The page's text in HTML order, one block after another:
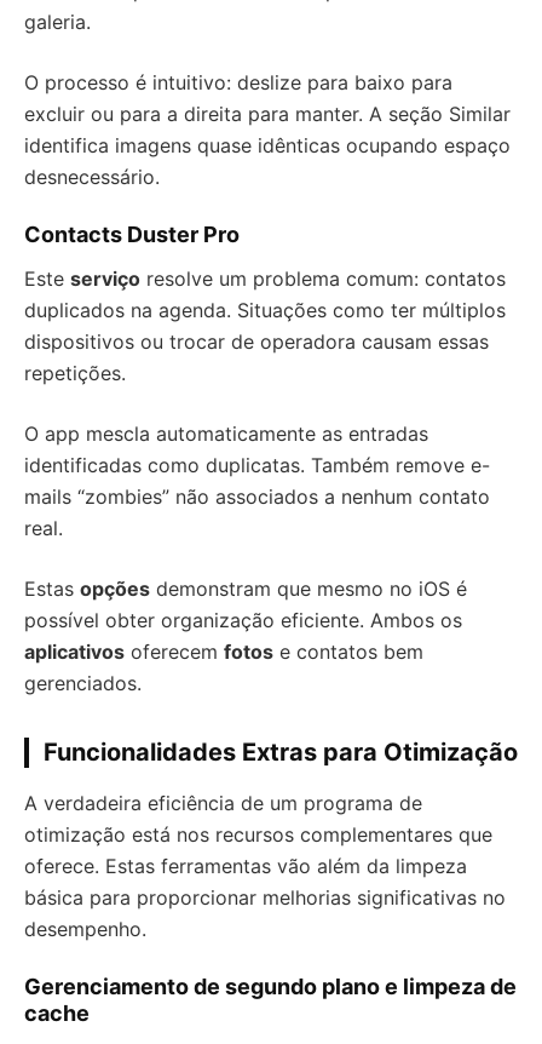
galeria.
O processo é intuitivo: deslize para baixo para
excluir ou para a direita para manter. A seção Similar
identifica imagens quase idênticas ocupando espaço
desnecessário.
Contacts Duster Pro
Este serviço resolve um problema comum: contatos
duplicados na agenda. Situações como ter múltiplos
dispositivos ou trocar de operadora causam essas
repetições.
O app mescla automaticamente as entradas
identificadas como duplicatas. Também remove e-
mails “zombies” não associados a nenhum contato
real.
Estas opções demonstram que mesmo no iOS é
possível obter organização eficiente. Ambos os
aplicativos oferecem fotos e contatos bem
gerenciados.
Funcionalidades Extras para Otimização
A verdadeira eficiência de um programa de
otimização está nos recursos complementares que
oferece. Estas ferramentas vão além da limpeza
básica para proporcionar melhorias significativas no
desempenho.
Gerenciamento de segundo plano e limpeza de
cache